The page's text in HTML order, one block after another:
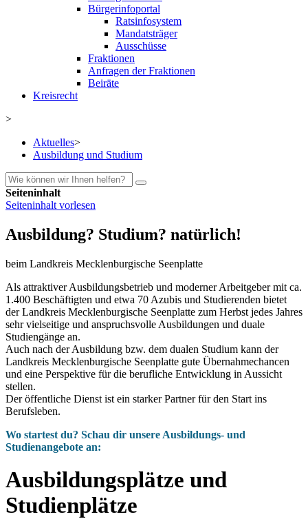
Bürgerinfoportal
Ratsinfosystem
Mandatsträger
Ausschüsse
Fraktionen
Anfragen der Fraktionen
Beiräte
Kreisrecht
>
Aktuelles>
Ausbildung und Studium
Seiteninhalt
Seiteninhalt vorlesen
Ausbildung? Studium? natürlich!
beim Landkreis Mecklenburgische Seenplatte
Als attraktiver Ausbildungsbetrieb und moderner Arbeitgeber mit ca.
1.400 Beschäftigten und etwa 70 Azubis und Studierenden bietet
der Landkreis Mecklenburgische Seenplatte zum Herbst jedes Jahres
sehr vielseitige und anspruchsvolle Ausbildungen und duale
Studiengänge an.
Auch nach der Ausbildung bzw. dem dualen Studium kann der
Landkreis Mecklenburgische Seenplatte gute Übernahmechancen
und eine Perspektive für die berufliche Entwicklung in Aussicht
stellen.
Der öffentliche Dienst ist ein starker Partner für den Start ins
Berufsleben.
Wo startest du? Schau dir unsere Ausbildungs- und
Studienangebote an:
Ausbildungsplätze und
Studienplätze